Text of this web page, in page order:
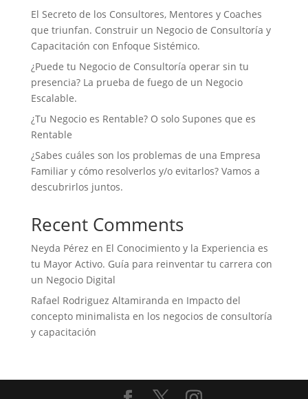
El Secreto de los Consultores, Mentores y Coaches
que triunfan. Construir un Negocio de Consultoría y
Capacitación con Enfoque Sistémico.
¿Puede tu Negocio de Consultoría operar sin tu
presencia? La prueba de fuego de un Negocio
Escalable.
¿Tu Negocio es Rentable? O solo Supones que es
Rentable
¿Sabes cuáles son los problemas de una Empresa
Familiar y cómo resolverlos y/o evitarlos? Vamos a
descubrirlos juntos.
Recent Comments
Neyda Pérez en El Conocimiento y la Experiencia es
tu Mayor Activo. Guía para reinventar tu carrera con
un Negocio Digital
Rafael Rodriguez Altamiranda en Impacto del
concepto minimalista en los negocios de consultoría
y capacitación